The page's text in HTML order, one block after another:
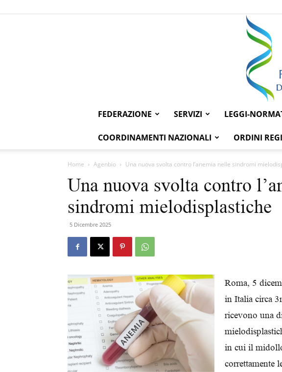
FEDERAZIONE SERVIZI LEGGI-
COORDINAMENTI NAZIONALI ORDINI
Home Agenbio Una nuova svolta contro l’anemia nelle sindromi
Una nuova svolta contro
sindromi mielodisplastiche
5 Dicembre 2025
Roma, 5
in Italia circa
ricevono una
in cui il
correttamente